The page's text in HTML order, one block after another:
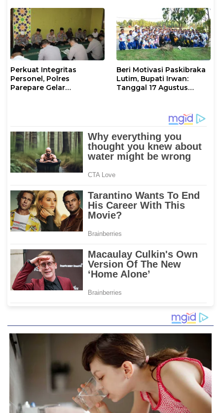
Perkuat Integritas
Personel, Polres
Parepare Gelar
Beri Motivasi Paskibraka
Lutim, Bupati Irwan:
Tanggal 17 Agustus